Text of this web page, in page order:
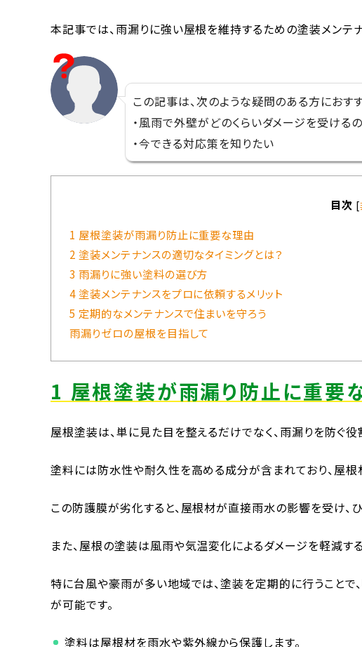
本記事では、雨漏りに強い屋根を維持するための塗装メンテ
この記事は、次のような疑問のある方におす
・風雨で外壁がどのくらいダメージを受ける
・今できる対応策を知りたい
目次 [
1 屋根塗装が雨漏り防止に重要な理由
2 塗装メンテナンスの適切なタイミングとは？
3 雨漏りに強い塗料の選び方
4 塗装メンテナンスをプロに依頼するメリット
5 定期的なメンテナンスで住まいを守ろう
雨漏りゼロの屋根を目指して
1 屋根塗装が雨漏り防止に重要
屋根塗装は、単に見た目を整えるだけでなく、雨漏りを防ぐ役
塗料には防水性や耐久性を高める成分が含まれており、屋根
この防護膜が劣化すると、屋根材が直接雨水の影響を受け、
また、屋根の塗装は風雨や気温変化によるダメージを軽減す
特に台風や豪雨が多い地域では、塗装を定期的に行うこと
が可能です。
塗料は屋根材を雨水や紫外線から保護します。